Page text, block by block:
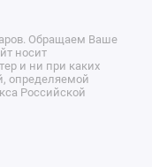
Обращаем Ваше
носит
и ни при каких
определяемой
Российской